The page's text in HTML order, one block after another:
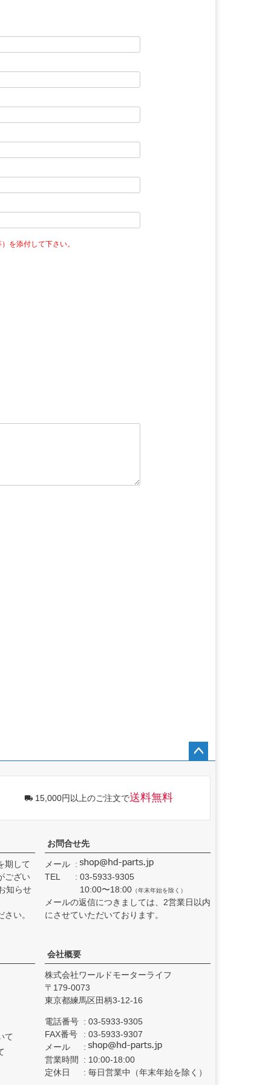
を添付して下さい。
15,000円以上のご注文で送料無料
期して
ござい
知らせ
い。
お問合せ先
メール
TEL
03-5933-9305
10:00〜18:00 （年末年始を除く）
メールの返信につきましては、2営業日以内
にさせていただいております。
て
会社概要
株式会社ワールドモーターライフ
179-0073
東京都練馬区田柄3-12-16
電話番号
03-5933-9305
FAX番号
03-5933-9307
メール
営業時間
10:00-18:00
定休日
毎日営業中（年末年始を除く）